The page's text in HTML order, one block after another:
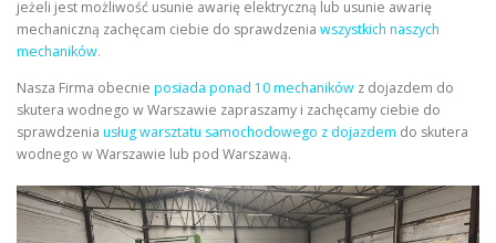
jeżeli jest możliwość usunie awarię elektryczną lub usunie awarię
mechaniczną zachęcam ciebie do sprawdzenia wszystkich naszych
mechaników.
Nasza Firma obecnie posiada ponad 10 mechaników z dojazdem do
skutera wodnego w Warszawie zapraszamy i zachęcamy ciebie do
sprawdzenia usług warsztatu samochodowego z dojazdem do skutera
wodnego w Warszawie lub pod Warszawą.